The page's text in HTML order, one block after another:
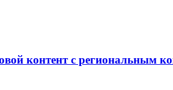
контент с региональным